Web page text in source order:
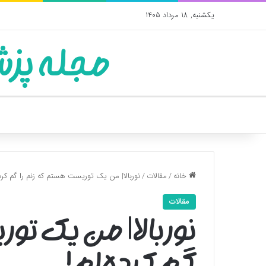
یکشنبه, 18 مرداد 1405
مجله
خانه/مقالات/نوربالا| من یک توریست هستم که زنم را گم
مقالات
نوربالا| من یک